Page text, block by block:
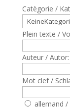
Catègorie /
Plein texte /
Auteur / Autor:
Mot clef /
allemand /